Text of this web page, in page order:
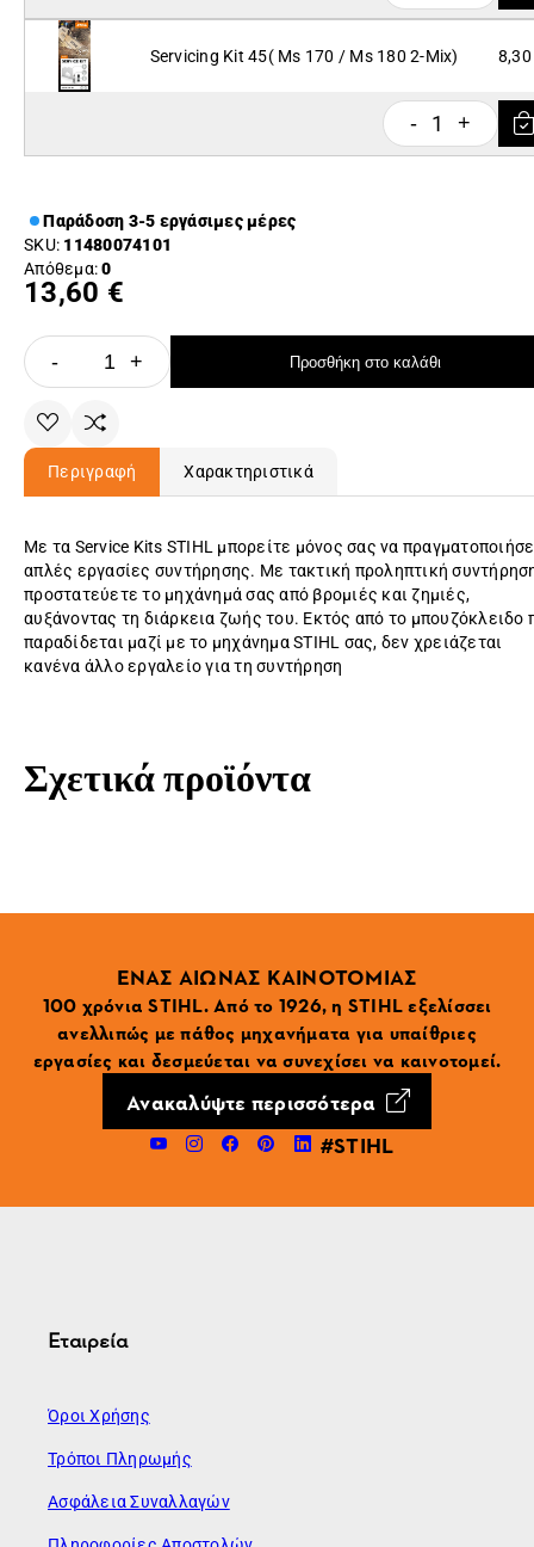
Servicing Kit 45( Ms 170 / Ms 180 2-Mix)
- 1 +
Παράδοση 3-5 εργάσιμες μέρες
SKU: 11480074101
Απόθεμα:0
13,60 €
- + Προσθήκη στο καλάθι
Περιγραφή Χαρακτηριστικά
Με τα Service Kits STIHL μπορείτε μόνος σας να
απλές εργασίες συντήρησης. Με τακτική προληπτική
προστατεύετε το μηχάνημά σας από βρομιές και ζημιές,
αυξάνοντας τη διάρκεια ζωής του. Εκτός από το μπουζόκλειδο
παραδίδεται μαζί με το μηχάνημα STIHL σας, δεν χρειάζεται
κανένα άλλο εργαλείο για τη συντήρηση
Σχετικά προϊόντα
ΕΝΑΣ ΑΙΩΝΑΣ ΚΑΙΝΟΤΟΜΙΑΣ
100 χρόνια STIHL. Από το 1926, η STIHL εξελίσσει
ανελλιπώς με πάθος μηχανήματα για υπαίθριες
εργασίες και δεσμεύεται να συνεχίσει να καινοτομεί.
Ανακαλύψτε περισσότερα
#STIHL
Εταιρεία
Όροι Χρήσης
Τρόποι Πληρωμής
Ασφάλεια Συναλλαγών